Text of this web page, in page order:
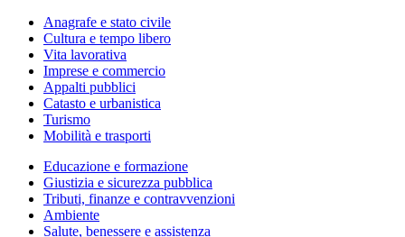
Anagrafe e stato civile
Cultura e tempo libero
Vita lavorativa
Imprese e commercio
Appalti pubblici
Catasto e urbanistica
Turismo
Mobilità e trasporti
Educazione e formazione
Giustizia e sicurezza pubblica
Tributi, finanze e contravvenzioni
Ambiente
Salute, benessere e assistenza